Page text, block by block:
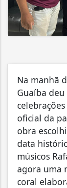
Na manhã
Guaíba
oficial da
obra
data
músicos
agora uma
coral